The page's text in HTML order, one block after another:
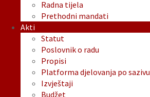
Radna tijela
Prethodni mandati
Akti
Statut
Poslovnik o radu
Propisi
Platforma djelovanja po sazivu
Izvještaji
Budžet